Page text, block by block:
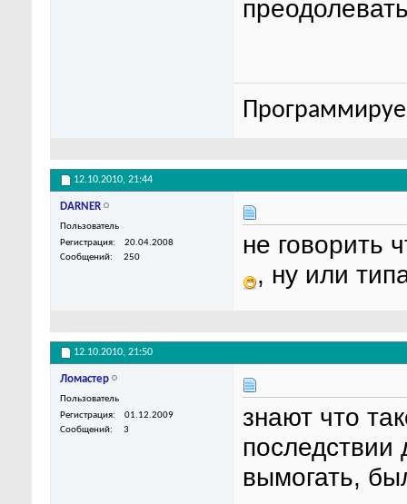
12.10.2010, 21:44
DARNER
Пользователь
Регистрация
20.04.2008
Сообщений
250
не говорить
, ну или
12.10.2010, 21:50
Ломастер
Пользователь
Регистрация
01.12.2009
Сообщений
3
знают что
последствии
вымогать,